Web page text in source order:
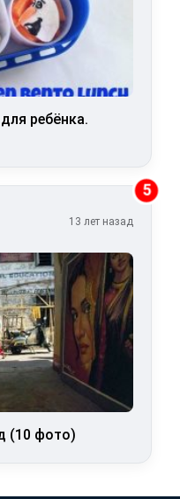
ребёнка.
5
13 лет назад
(10 фото)